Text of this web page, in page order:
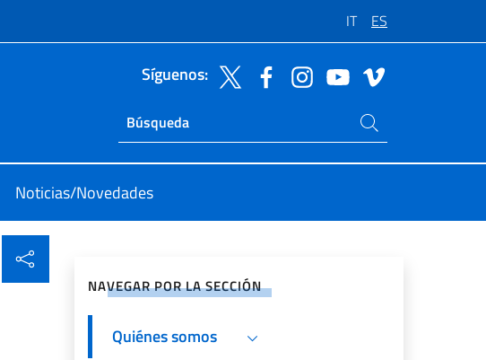
IT ES
Síguenos:
Ricerca sito live
Buscar en el sitio
Noticias/Novedades
NAVEGAR POR LA SECCIÓN
Quiénes somos